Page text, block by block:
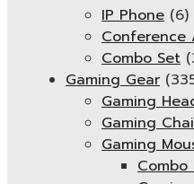
IP Phone (6)
Conference
Combo Set
Gaming Gear
Gaming
Gaming
Gaming
Combo